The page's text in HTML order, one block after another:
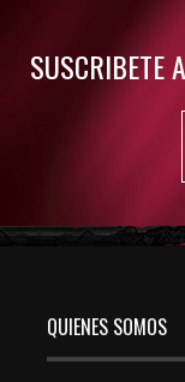
SUSCRIBETE
QUIENES SOMOS